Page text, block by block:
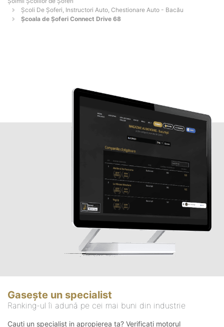
Școli De Șoferi, Instructori Auto, Chestionare Auto - Bacău
Școala de Șoferi Connect Drive 68
Gasește un specialist
Ranking-ul îi adună pe cei mai buni din industrie
Cauți un specialist in apropierea ta? Verificați motorul